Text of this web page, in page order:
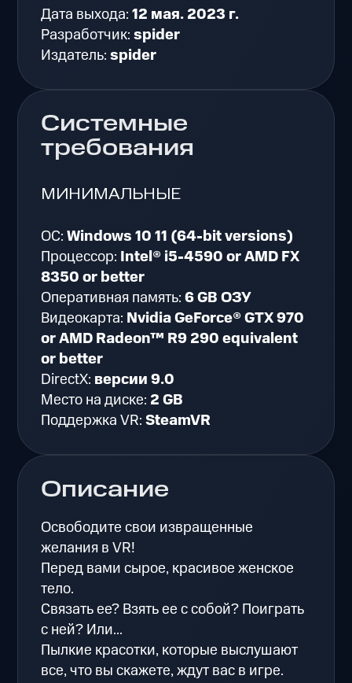
Описание
Освободите свои извращенные
желания в VR!
Перед вами сырое, красивое женское
тело.
Связать ее? Взять ее с собой? Поиграть
с ней? Или...
Пылкие красотки, которые выслушают
все, что вы скажете, ждут вас в игре.
Дата выхода:12 мая. 2023 г.
Разработчик:spider
Издатель:spider
Системные
требования
МИНИМАЛЬНЫЕ
ОС:Windows 10 11 (64-bit versions)
Процессор: Intel® i5-4590 or AMD FX
8350 or better
Оперативная память:6 GB ОЗУ
Видеокарта: Nvidia GeForce® GTX 970
or AMD Radeon™ R9 290 equivalent
or better
DirectX: версии 9.0
Место на диске: 2 GB
Поддержка VR:SteamVR